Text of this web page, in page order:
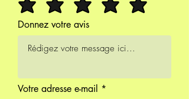
Donnez votre avis
Votre adresse e-mail